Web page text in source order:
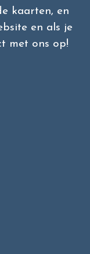
kaarten, en
en als je
met ons op!